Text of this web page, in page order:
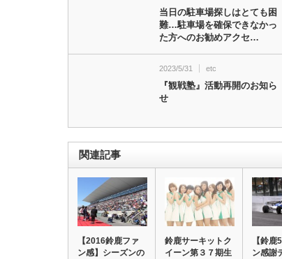
当日の駐車場探しはとても困
難…駐車場を確保できなかっ
た方へのお勧めアクセ…
2023/5/31 etc
『観戦塾』活動再開のお知ら
せ
関連記事
【2016鈴鹿ファ
ン感】シーズンの
鈴鹿サーキットク
イーン第３７期生
【鈴
ン感謝